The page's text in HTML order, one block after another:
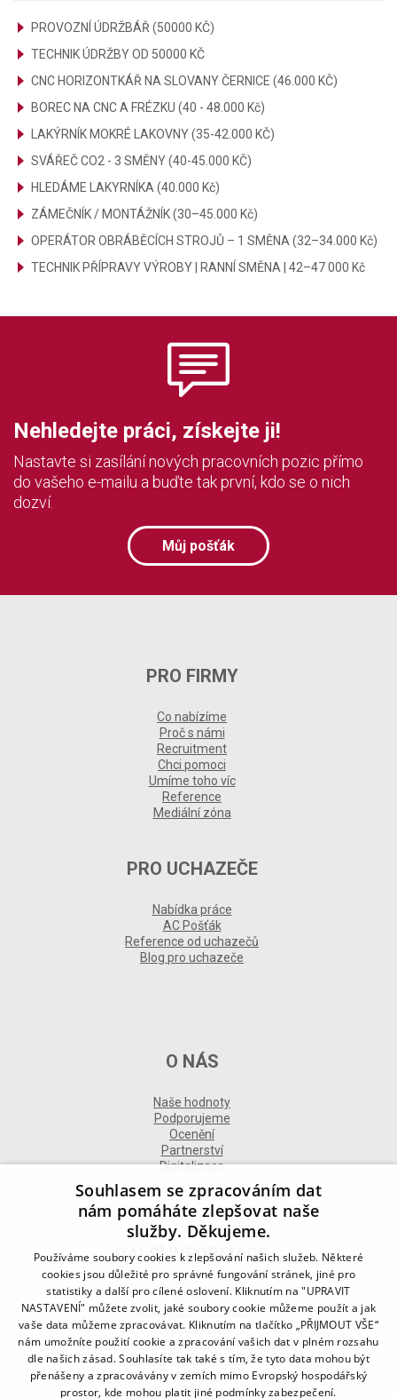
PROVOZNÍ ÚDRŽBÁŘ (50000 KČ)
TECHNIK ÚDRŽBY OD 50000 KČ
CNC HORIZONTKÁŘ NA SLOVANY ČERNICE (46.000 KČ)
BOREC NA CNC A FRÉZKU (40 - 48.000 Kč)
LAKÝRNÍK MOKRÉ LAKOVNY (35-42.000 KČ)
SVÁŘEČ CO2 - 3 SMĚNY (40-45.000 KČ)
HLEDÁME LAKYRNÍKA (40.000 Kč)
ZÁMEČNÍK / MONTÁŽNÍK (30–45.000 Kč)
OPERÁTOR OBRÁBĚCÍCH STROJŮ – 1 SMĚNA (32–34.000 Kč)
TECHNIK PŘÍPRAVY VÝROBY | RANNÍ SMĚNA | 42–47 000 Kč
Nehledejte práci, získejte ji!
Nastavte si zasílání nových pracovních pozic přímo
do vašeho e-mailu a buďte tak první, kdo se o nich
dozví.
Můj pošťák
PRO FIRMY
Co nabízíme
Proč s námi
Recruitment
Chci pomoci
Umíme toho víc
Reference
Mediální zóna
PRO UCHAZEČE
Nabídka práce
AC Pošťák
Reference od uchazečů
Blog pro uchazeče
O NÁS
Naše hodnoty
Podporujeme
Ocenění
Partnerství
Digitalizace
DALŠÍ INFORMACE
Kontakt
Naše odborné divize
Naše pobočky
Zásady zpracování osobních údajů
Všeobecné podmínky
Kodex chování
Blog
Souhlasem se zpracováním dat
nám pomáháte zlepšovat naše
služby. Děkujeme.
Používáme soubory cookies k zlepšování našich služeb. Některé
cookies jsou důležité pro správné fungování stránek, jiné pro
statistiky a další pro cílené oslovení. Kliknutím na "UPRAVIT
NASTAVENÍ" můžete zvolit, jaké soubory cookie můžeme použít a jak
vaše data můžeme zpracovávat. Kliknutím na tlačítko „PŘIJMOUT VŠE“
nám umožníte použití cookie a zpracování vašich dat v plném rozsahu
dle našich zásad. Souhlasíte tak také s tím, že tyto data mohou být
přenášeny a zpracovávány v zemích mimo Evropský hospodářský
prostor, kde mohou platit jiné podmínky zabezpečení.